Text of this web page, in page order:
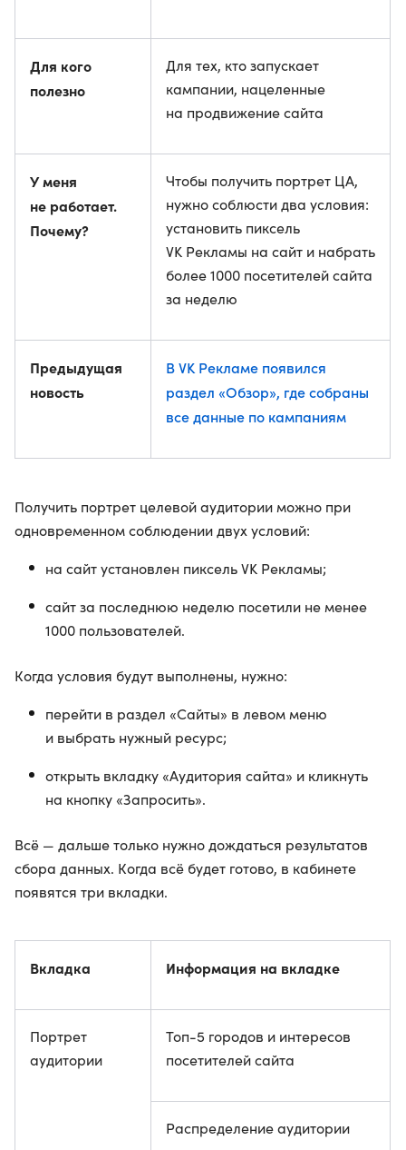
Для кого
полезно
Для тех, кто запускает
кампании, нацеленные
на продвижение сайта
У меня
не работает.
Почему?
Чтобы получить портрет ЦА,
нужно соблюсти два условия:
установить пиксель
VK Рекламы на сайт и набрать
более 1000 посетителей сайта
за неделю
Предыдущая
новость
В VK Рекламе появился
раздел «Обзор», где собраны
все данные по кампаниям
Получить портрет целевой аудитории можно при
одновременном соблюдении двух условий:
на сайт установлен пиксель VK Рекламы;
сайт за последнюю неделю посетили не менее
1000 пользователей.
Когда условия будут выполнены, нужно:
перейти в раздел «Сайты» в левом меню
и выбрать нужный ресурс;
открыть вкладку «Аудитория сайта» и кликнуть
на кнопку «Запросить».
Всё — дальше только нужно дождаться результатов
сбора данных. Когда всё будет готово, в кабинете
появятся три вкладки.
Вкладка Информация на вкладке
Портрет
аудитории
Топ-5 городов и интересов
посетителей сайта
Распределение аудитории